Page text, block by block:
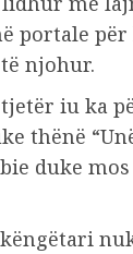
portale
njohur.
iu ka
thënë
duke